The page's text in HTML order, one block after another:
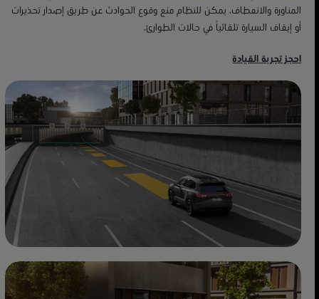
المناورة والانعطاف، يمكن للنظام منع وقوع الحوادث عن طريق إصدار تحذيرات
أو إيقاف السيارة تلقائياً في حالات الطوارئ.
احجز تجربة القيادة